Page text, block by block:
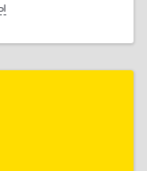
- Чувашия,